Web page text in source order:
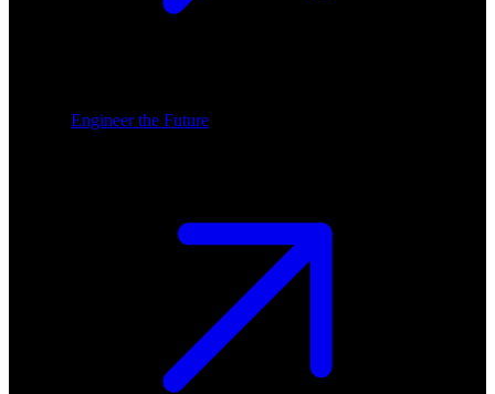
Engineer the Future